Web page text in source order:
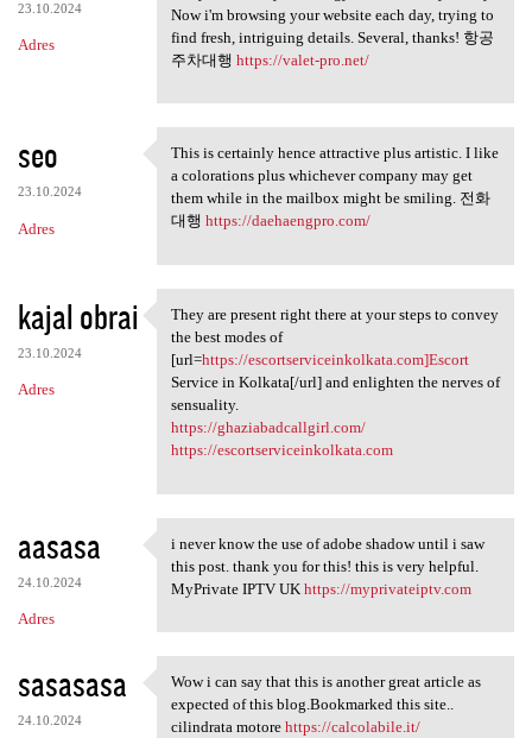
23.10.2024
Adres
Now i'm browsing your website each day, trying to
find fresh, intriguing details. Several, thanks! 항공
주차대행 https://valet-pro.net/
seo
23.10.2024
Adres
This is certainly hence
This is certainly hence attractive plus artistic. I like
a colorations plus whichever company may get
them while in the mailbox might be smiling. 전화
대행 https://daehaengpro.com/
kajal obrai
23.10.2024
Adres
They are present right there
They are present right there at your steps to convey
the best modes of
[url=https://escortserviceinkolkata.com]Escort
Service in Kolkata[/url] and enlighten the nerves of
sensuality.
https://ghaziabadcallgirl.com/
https://escortserviceinkolkata.com
aasasa
24.10.2024
Adres
i never know the use of adobe
i never know the use of adobe shadow until i saw
this post. thank you for this! this is very helpful.
MyPrivate IPTV UK https://myprivateiptv.com
sasasasa
24.10.2024
Wow i can say that this is
Wow i can say that this is another great article as
expected of this blog.Bookmarked this site..
cilindrata motore https://calcolabile.it/